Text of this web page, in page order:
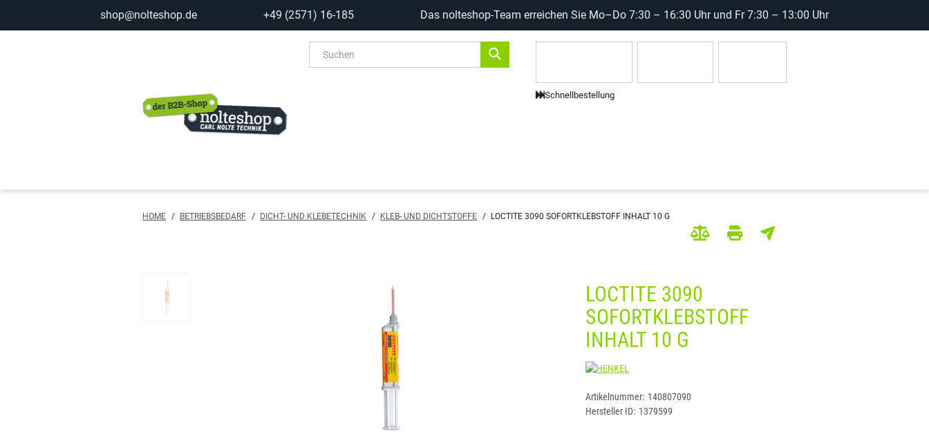
shop@nolteshop.de +49 (2571) 16-185 Das nolteshop-Team erreichen Sie Mo–Do 7:30 – 16:30 Uhr und Fr 7:30 – 13:00 Uhr
Schnellbestellung
HOME / BETRIEBSBEDARF / DICHT- UND KLEBETECHNIK / KLEB- UND DICHTSTOFFE / LOCTITE 3090 SOFORTKLEBSTOFF INHALT 10 G
LOCTITE 3090
SOFORTKLEBSTOFF
INHALT 10 G
Artikelnummer: 140807090
Hersteller ID: 1379599